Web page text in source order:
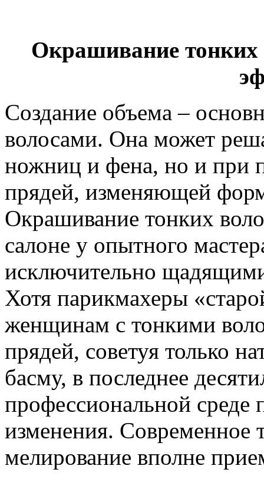
Окрашивание тонких
Создание объема –
волосами. Она может
ножниц и фена, но и при
прядей, изменяющей
Окрашивание тонких
салоне у опытного
исключительно
Хотя парикмахеры
женщинам с тонкими
прядей, советуя только
басму, в последнее
профессиональной среде
изменения. Современное
мелирование вполне